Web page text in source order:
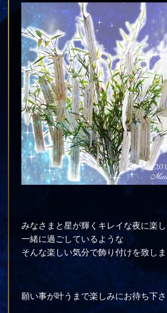
みなさまと星が輝くキレイな夜に楽
一緒に過ごしているような
そんな楽しい気分で飾り付けを致し
願い事が叶うまで楽しみにお待ち下